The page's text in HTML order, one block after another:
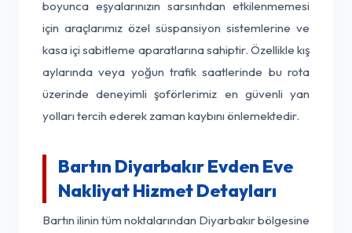
boyunca eşyalarınızın sarsıntıdan etkilenmemesi
için araçlarımız özel süspansiyon sistemlerine ve
kasa içi sabitleme aparatlarına sahiptir. Özellikle kış
aylarında veya yoğun trafik saatlerinde bu rota
üzerinde deneyimli şoförlerimiz en güvenli yan
yolları tercih ederek zaman kaybını önlemektedir.
Bartın Diyarbakır Evden Eve
Nakliyat Hizmet Detayları
Bartın ilinin tüm noktalarından Diyarbakır bölgesine